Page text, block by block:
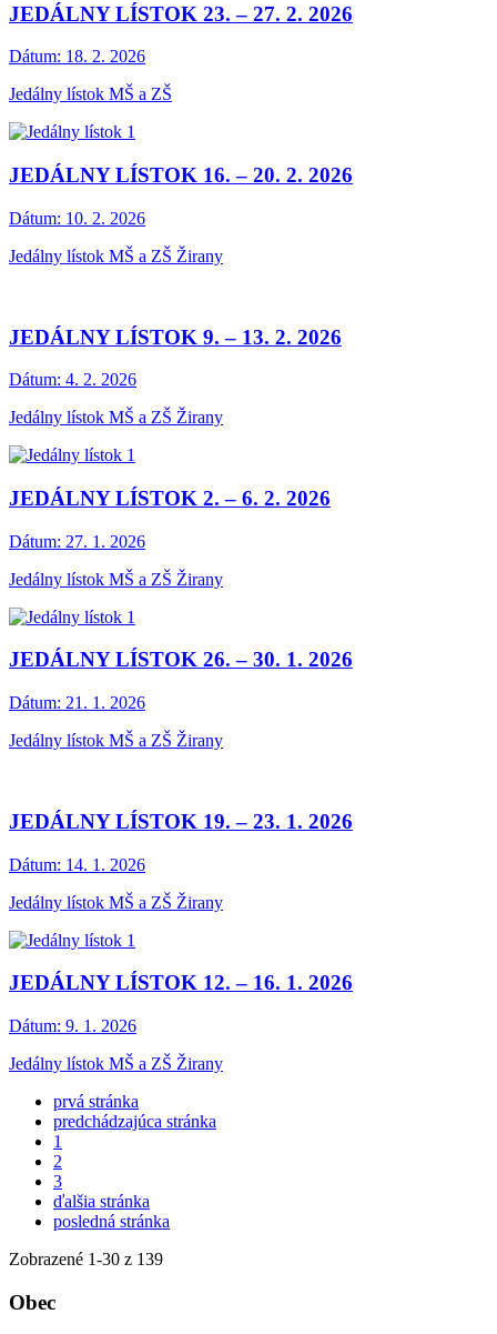
JEDÁLNY LÍSTOK 23. – 27. 2. 2026
Dátum: 18. 2. 2026
Jedálny lístok MŠ a ZŠ
JEDÁLNY LÍSTOK 16. – 20. 2. 2026
Dátum: 10. 2. 2026
Jedálny lístok MŠ a ZŠ Žirany
JEDÁLNY LÍSTOK 9. – 13. 2. 2026
Dátum: 4. 2. 2026
Jedálny lístok MŠ a ZŠ Žirany
JEDÁLNY LÍSTOK 2. – 6. 2. 2026
Dátum: 27. 1. 2026
Jedálny lístok MŠ a ZŠ Žirany
JEDÁLNY LÍSTOK 26. – 30. 1. 2026
Dátum: 21. 1. 2026
Jedálny lístok MŠ a ZŠ Žirany
JEDÁLNY LÍSTOK 19. – 23. 1. 2026
Dátum: 14. 1. 2026
Jedálny lístok MŠ a ZŠ Žirany
JEDÁLNY LÍSTOK 12. – 16. 1. 2026
Dátum: 9. 1. 2026
Jedálny lístok MŠ a ZŠ Žirany
prvá stránka
predchádzajúca stránka
1
2
3
ďalšia stránka
posledná stránka
Zobrazené 1-30 z 139
Obec